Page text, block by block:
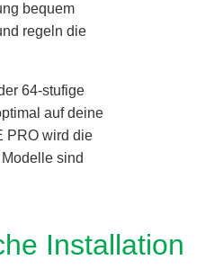
bequem
regeln die
64-stufige
auf deine
PRO wird die
sind
Installation